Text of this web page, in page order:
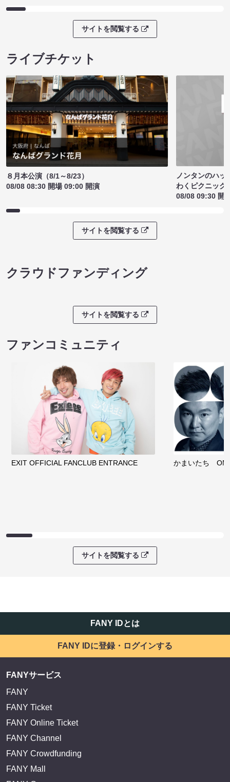
サイトを閲覧する
ライブチケット
８月本公演（8/1～8/23）
08/08 08:30 開場 09:00 開演
ノンタンのハッ
わくピクニック
08/08 09:30 開
サイトを閲覧する
クラウドファンディング
サイトを閲覧する
ファンコミュニティ
EXIT OFFICIAL FANCLUB ENTRANCE かまいたち
サイトを閲覧する
FANY IDとは
FANY IDに登録・ログインする
FANYサービス
FANY
FANY Ticket
FANY Online Ticket
FANY Channel
FANY Crowdfunding
FANY Mall